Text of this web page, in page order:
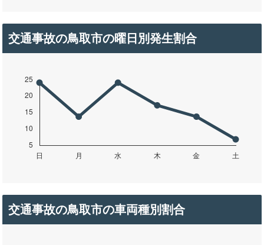
交通事故の鳥取市の曜日別発生割合
交通事故の鳥取市の車両種別割合